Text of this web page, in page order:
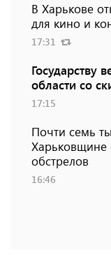
В Харькове
для кино и
17:31
Государству
области со
17:15
Почти семь
Харьковщине
обстрелов
16:46